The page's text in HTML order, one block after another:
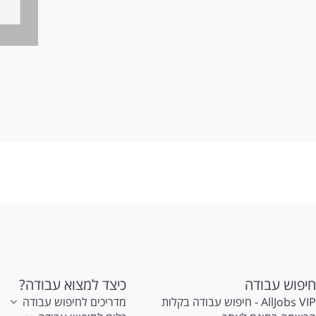
חיפוש עבודה
AllJobs VIP - חיפוש עבודה בקלות
כיצד למצוא עבודה?
מדריכים לחיפוש עבודה